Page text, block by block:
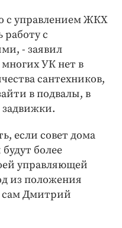
с управлением ЖКХ
работу с
- заявил
многих УК нет в
сантехников,
в подвалы, в
если совет дома
более
управляющей
из положения
сам Дмитрий